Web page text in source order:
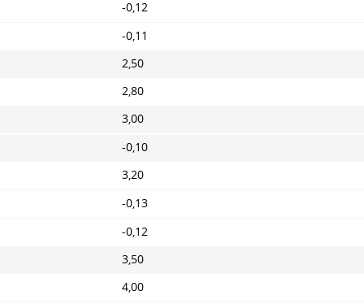
-0,12
-0,11
2,50
2,80
3,00
-0,10
3,20
-0,13
-0,12
3,50
4,00